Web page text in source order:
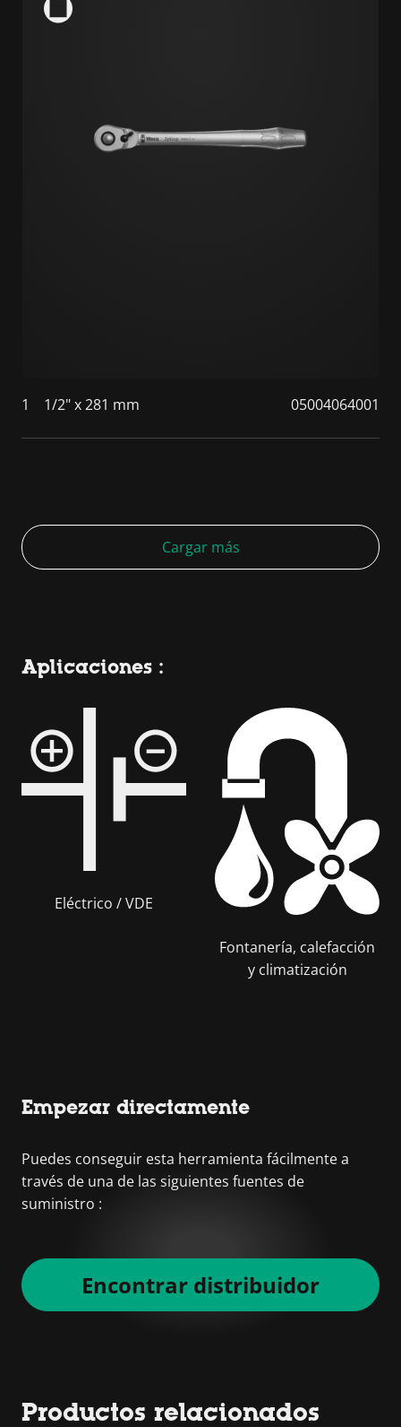
1 1/2" x 281 mm 05004064001
Cargar más
Aplicaciones :
Eléctrico / VDE
Fontanería, calefacción
y climatización
Empezar directamente
Puedes conseguir esta herramienta fácilmente a
través de una de las siguientes fuentes de
suministro :
Encontrar distribuidor
Productos relacionados